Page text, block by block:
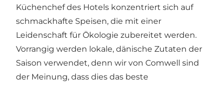
Küchenchef des Hotels konzentriert sich auf
schmackhafte Speisen, die mit einer
Leidenschaft für Ökologie zubereitet werden.
Vorrangig werden lokale, dänische Zutaten der
Saison verwendet, denn wir von Comwell sind
der Meinung, dass dies das beste